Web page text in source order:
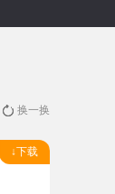
换一换
↓下载